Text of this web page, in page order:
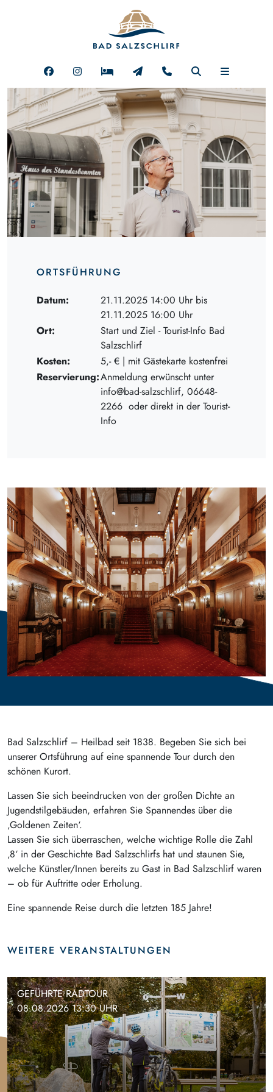
ORTSFÜHRUNG
Datum:
21.11.2025 14:00 Uhr bis
21.11.2025 16:00 Uhr
Ort:
Start und Ziel - Tourist-Info Bad
Salzschlirf
Kosten:
5,- € | mit Gästekarte kostenfrei
Reservierung:Anmeldung erwünscht unter
info@bad-salzschlirf, 06648-
2266 oder direkt in der Tourist-
Info
Bad Salzschlirf – Heilbad seit 1838. Begeben Sie sich bei
unserer Ortsführung auf eine spannende Tour durch den
schönen Kurort.
Lassen Sie sich beeindrucken von der großen Dichte an
Jugendstilgebäuden, erfahren Sie Spannendes über die
‚Goldenen Zeiten‘.
Lassen Sie sich überraschen, welche wichtige Rolle die Zahl
‚8‘ in der Geschichte Bad Salzschlirfs hat und staunen Sie,
welche Künstler/Innen bereits zu Gast in Bad Salzschlirf waren
– ob für Auftritte oder Erholung.
Eine spannende Reise durch die letzten 185 Jahre!
WEITERE VERANSTALTUNGEN
GEFÜHRTE RADTOUR
08.08.2026 13:30 UHR